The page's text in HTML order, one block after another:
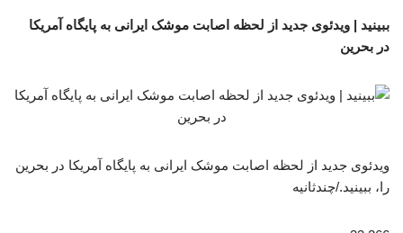
ببینید | ویدئوی جدید از لحظه اصابت موشک ایرانی به پایگاه آمریکا
در بحرین
ویدئوی جدید از لحظه اصابت موشک ایرانی به پایگاه آمریکا در بحرین
را، ببینید./چندثانیه